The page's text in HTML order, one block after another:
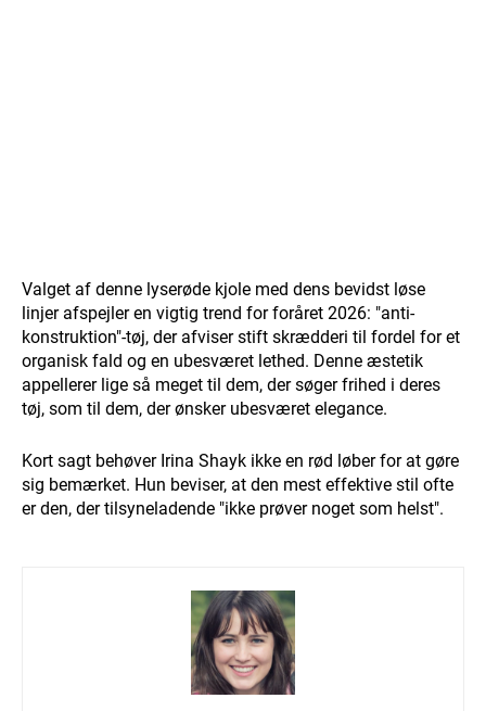
Valget af denne lyserøde kjole med dens bevidst løse
linjer afspejler en vigtig trend for foråret 2026: "anti-
konstruktion"-tøj, der afviser stift skrædderi til fordel for et
organisk fald og en ubesværet lethed. Denne æstetik
appellerer lige så meget til dem, der søger frihed i deres
tøj, som til dem, der ønsker ubesværet elegance.
Kort sagt behøver Irina Shayk ikke en rød løber for at gøre
sig bemærket. Hun beviser, at den mest effektive stil ofte
er den, der tilsyneladende "ikke prøver noget som helst".